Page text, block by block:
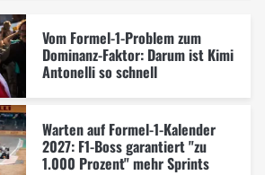
Vom Formel-1-Problem zum
Dominanz-Faktor: Darum ist Kimi
Antonelli so schnell
Warten auf Formel-1-Kalender
2027: F1-Boss garantiert "zu
1.000 Prozent" mehr Sprints